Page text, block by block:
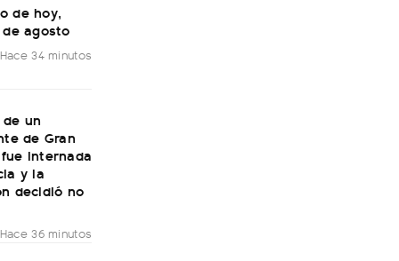
de hoy,
agosto
Hace 34 minutos
un
de Gran
internada
y la
decidió no
Hace 36 minutos